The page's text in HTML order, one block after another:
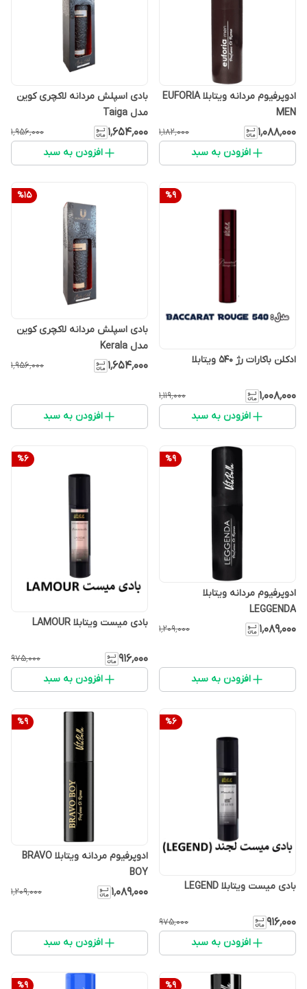
ادوپرفیوم مردانه ویتابلا EUFORIA
MEN
۱٬۰۸۸٬۰۰۰ ۱٬۱۸۲٬۰۰۰
افزودن به سبد
بادی اسپلش مردانه لاکچری کوین
مدل Taiga
۱٬۶۵۴٬۰۰۰ ۱٬۹۵۶٬۰۰۰
افزودن به سبد
%9
ادکلن باکارات رژ 540 ویتابلا
۱٬۰۰۸٬۰۰۰ ۱٬۱۱۹٬۰۰۰
افزودن به سبد
%15
بادی اسپلش مردانه لاکچری کوین
مدل Kerala
۱٬۶۵۴٬۰۰۰ ۱٬۹۵۶٬۰۰۰
افزودن به سبد
%9
ادوپرفیوم مردانه ویتابلا
LEGGENDA
۱٬۰۸۹٬۰۰۰ ۱٬۲۰۹٬۰۰۰
افزودن به سبد
%6
بادی میست ویتابلا LAMOUR
۹۱۶٬۰۰۰ ۹۷۵٬۰۰۰
افزودن به سبد
%6
بادی میست ویتابلا LEGEND
۹۱۶٬۰۰۰ ۹۷۵٬۰۰۰
افزودن به سبد
%9
ادوپرفیوم مردانه ویتابلا BRAVO
BOY
۱٬۰۸۹٬۰۰۰ ۱٬۲۰۹٬۰۰۰
افزودن به سبد
%9
%9